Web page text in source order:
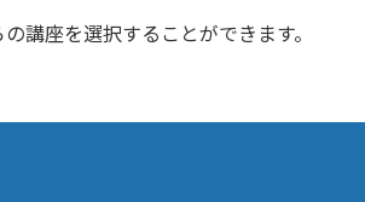
講座を選択することができます。